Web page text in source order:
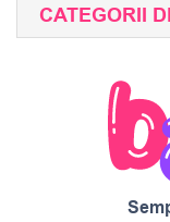
CATEGORII